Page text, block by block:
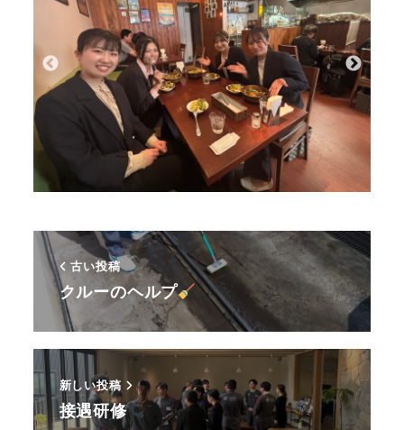
古い投稿
クルーのヘルプ
新しい投稿
接遇研修